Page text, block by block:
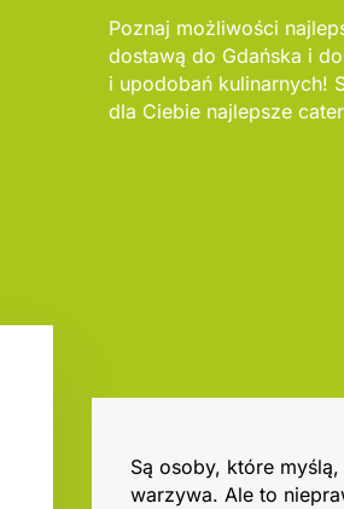
Poznaj możliwości
dostawą do Gdańska i
i upodobań kulinarnych!
dla Ciebie najlepsze
Są osoby, które
warzywa. Ale to